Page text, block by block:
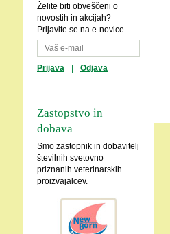
Želite biti obveščeni o
novostih in akcijah?
Prijavite se na e-novice.
Prijava Odjava
Zastopstvo in
dobava
Smo zastopnik in dobavitelj
številnih svetovno
priznanih veterinarskih
proizvajalcev.